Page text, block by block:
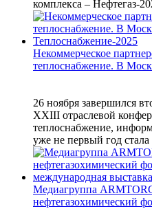
комплекса – Нефтегаз-
Некоммерческое
теплоснабжение. В
26 ноября завершился
XXIII отраслевой
теплоснабжение,
уже не первый год
Медиагруппа
нефтегазохимический